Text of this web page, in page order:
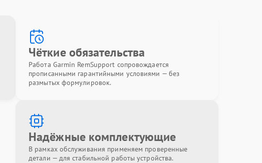
Чёткие обязательства
Работа Garmin RemSupport сопровождается
прописанными гарантийными условиями — без
размытых формулировок.
Надёжные комплектующие
В рамках обслуживания применяем проверенные
детали — для стабильной работы устройства.